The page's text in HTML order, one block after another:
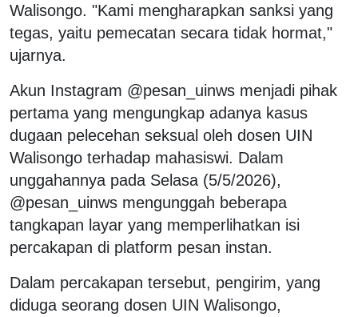
Walisongo. "Kami mengharapkan sanksi yang
tegas, yaitu pemecatan secara tidak hormat,"
ujarnya.
Akun Instagram @pesan_uinws menjadi pihak
pertama yang mengungkap adanya kasus
dugaan pelecehan seksual oleh dosen UIN
Walisongo terhadap mahasiswi. Dalam
unggahannya pada Selasa (5/5/2026),
@pesan_uinws mengunggah beberapa
tangkapan layar yang memperlihatkan isi
percakapan di platform pesan instan.
Dalam percakapan tersebut, pengirim, yang
diduga seorang dosen UIN Walisongo,